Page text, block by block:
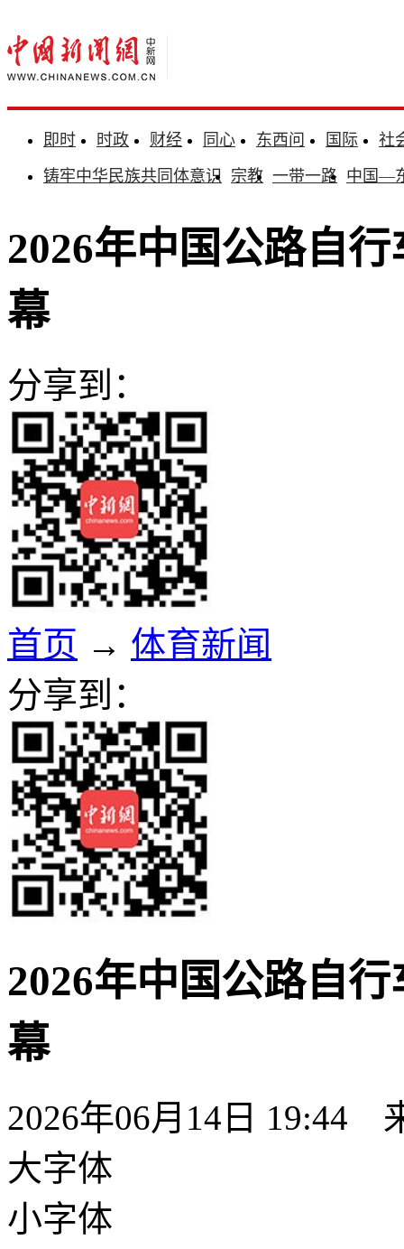
即时 时政 财经 同心 东西问 国际
社
铸牢中华民族共同体意识 宗教 一带一路 中国—
2026年中国公路自
幕
分享到：
首页 → 体育新闻
分享到：
2026年中国公路自
幕
2026年06月14日 19:44
大字体
小字体